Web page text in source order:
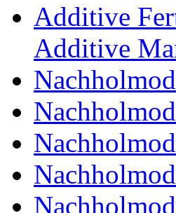
Additive
Additive